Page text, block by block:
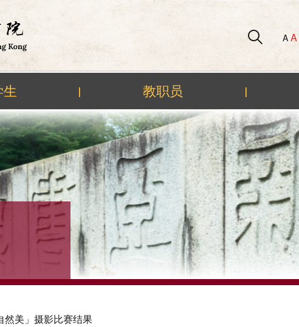
A A
| 教职员 |
然美」摄影比赛结果